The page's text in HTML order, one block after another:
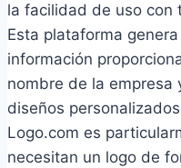
la facilidad de uso con
Esta plataforma
información
nombre de la empresa
diseños
Logo.com es
necesitan un logo de